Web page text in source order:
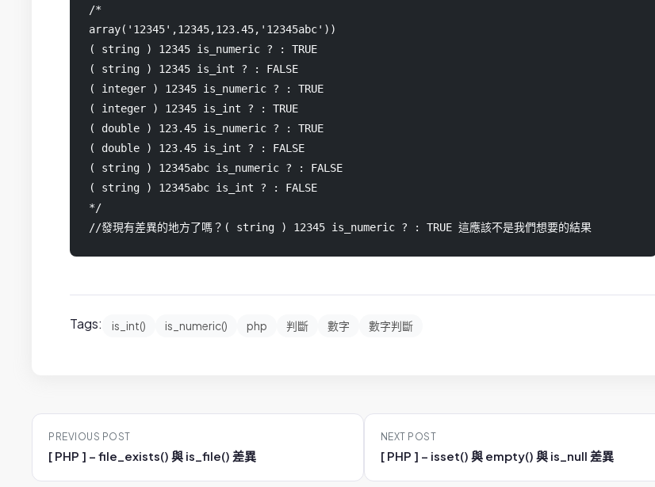
/*
array('12345',12345,123.45,'12345abc'))
( string ) 12345 is_numeric ? : TRUE
( string ) 12345 is_int ? : FALSE
( integer ) 12345 is_numeric ? : TRUE
( integer ) 12345 is_int ? : TRUE
( double ) 123.45 is_numeric ? : TRUE
( double ) 123.45 is_int ? : FALSE
( string ) 12345abc is_numeric ? : FALSE
( string ) 12345abc is_int ? : FALSE
*/
//發現有差異的地方了嗎？( string ) 12345 is_numeric ? : TRUE 這應該不是我們想要的結果
Tags: is_int() is_numeric() php 判斷 數字 數字判斷
PPREVIOUS POST
[ PHP ] – file_exists() 與 is_file() 差異
NEXT POST
[ PHP ] – isset() 與 empty() 與 is_null 差異